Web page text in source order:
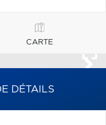
CARTE
DÉTAILS